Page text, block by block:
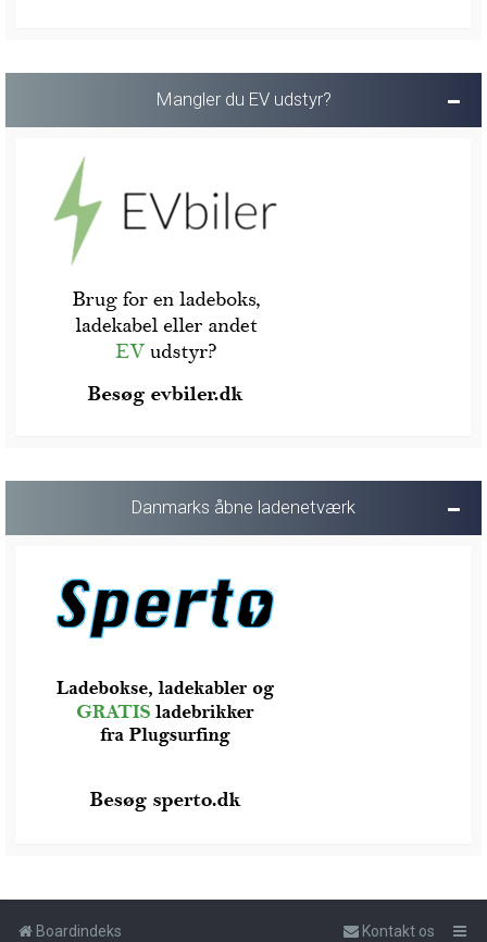
Mangler du EV udstyr?
Danmarks åbne ladenetværk
Boardindeks Kontakt os